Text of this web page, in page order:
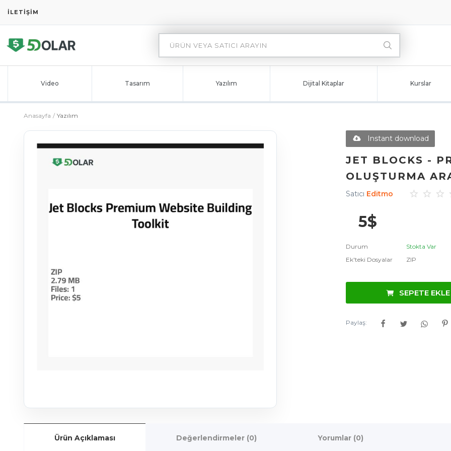
İLETIŞIM
Video Tasarım Yazılım Dijital Kitaplar Kurslar
Anasayfa Yazılım
Instant download
JET BLOCKS -
OLUŞTURMA
Satıcı Editmo
5$
Durum
Stokta Var
Ek'teki Dosyalar
ZIP
SEPETE EKLE
Paylaş:
Ürün Açıklaması Değerlendirmeler (0) Yorumlar (0)